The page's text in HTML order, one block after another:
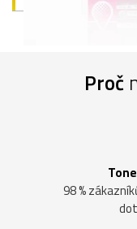
Proč
98 %